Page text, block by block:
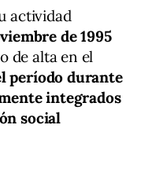
actividad
de 1995
de alta en el
período durante
integrados
social